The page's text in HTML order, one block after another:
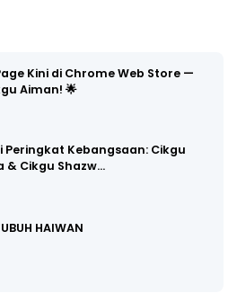
Kini di Chrome Web Store —
Aiman! 🌟
Peringkat Kebangsaan: Cikgu
& Cikgu Shazw…
HAIWAN